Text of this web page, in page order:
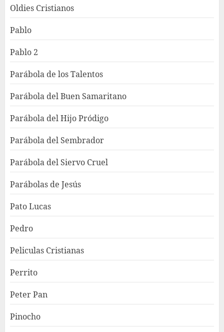
Oldies Cristianos
Pablo
Pablo 2
Parábola de los Talentos
Parábola del Buen Samaritano
Parábola del Hijo Pródigo
Parábola del Sembrador
Parábola del Siervo Cruel
Parábolas de Jesús
Pato Lucas
Pedro
Peliculas Cristianas
Perrito
Peter Pan
Pinocho